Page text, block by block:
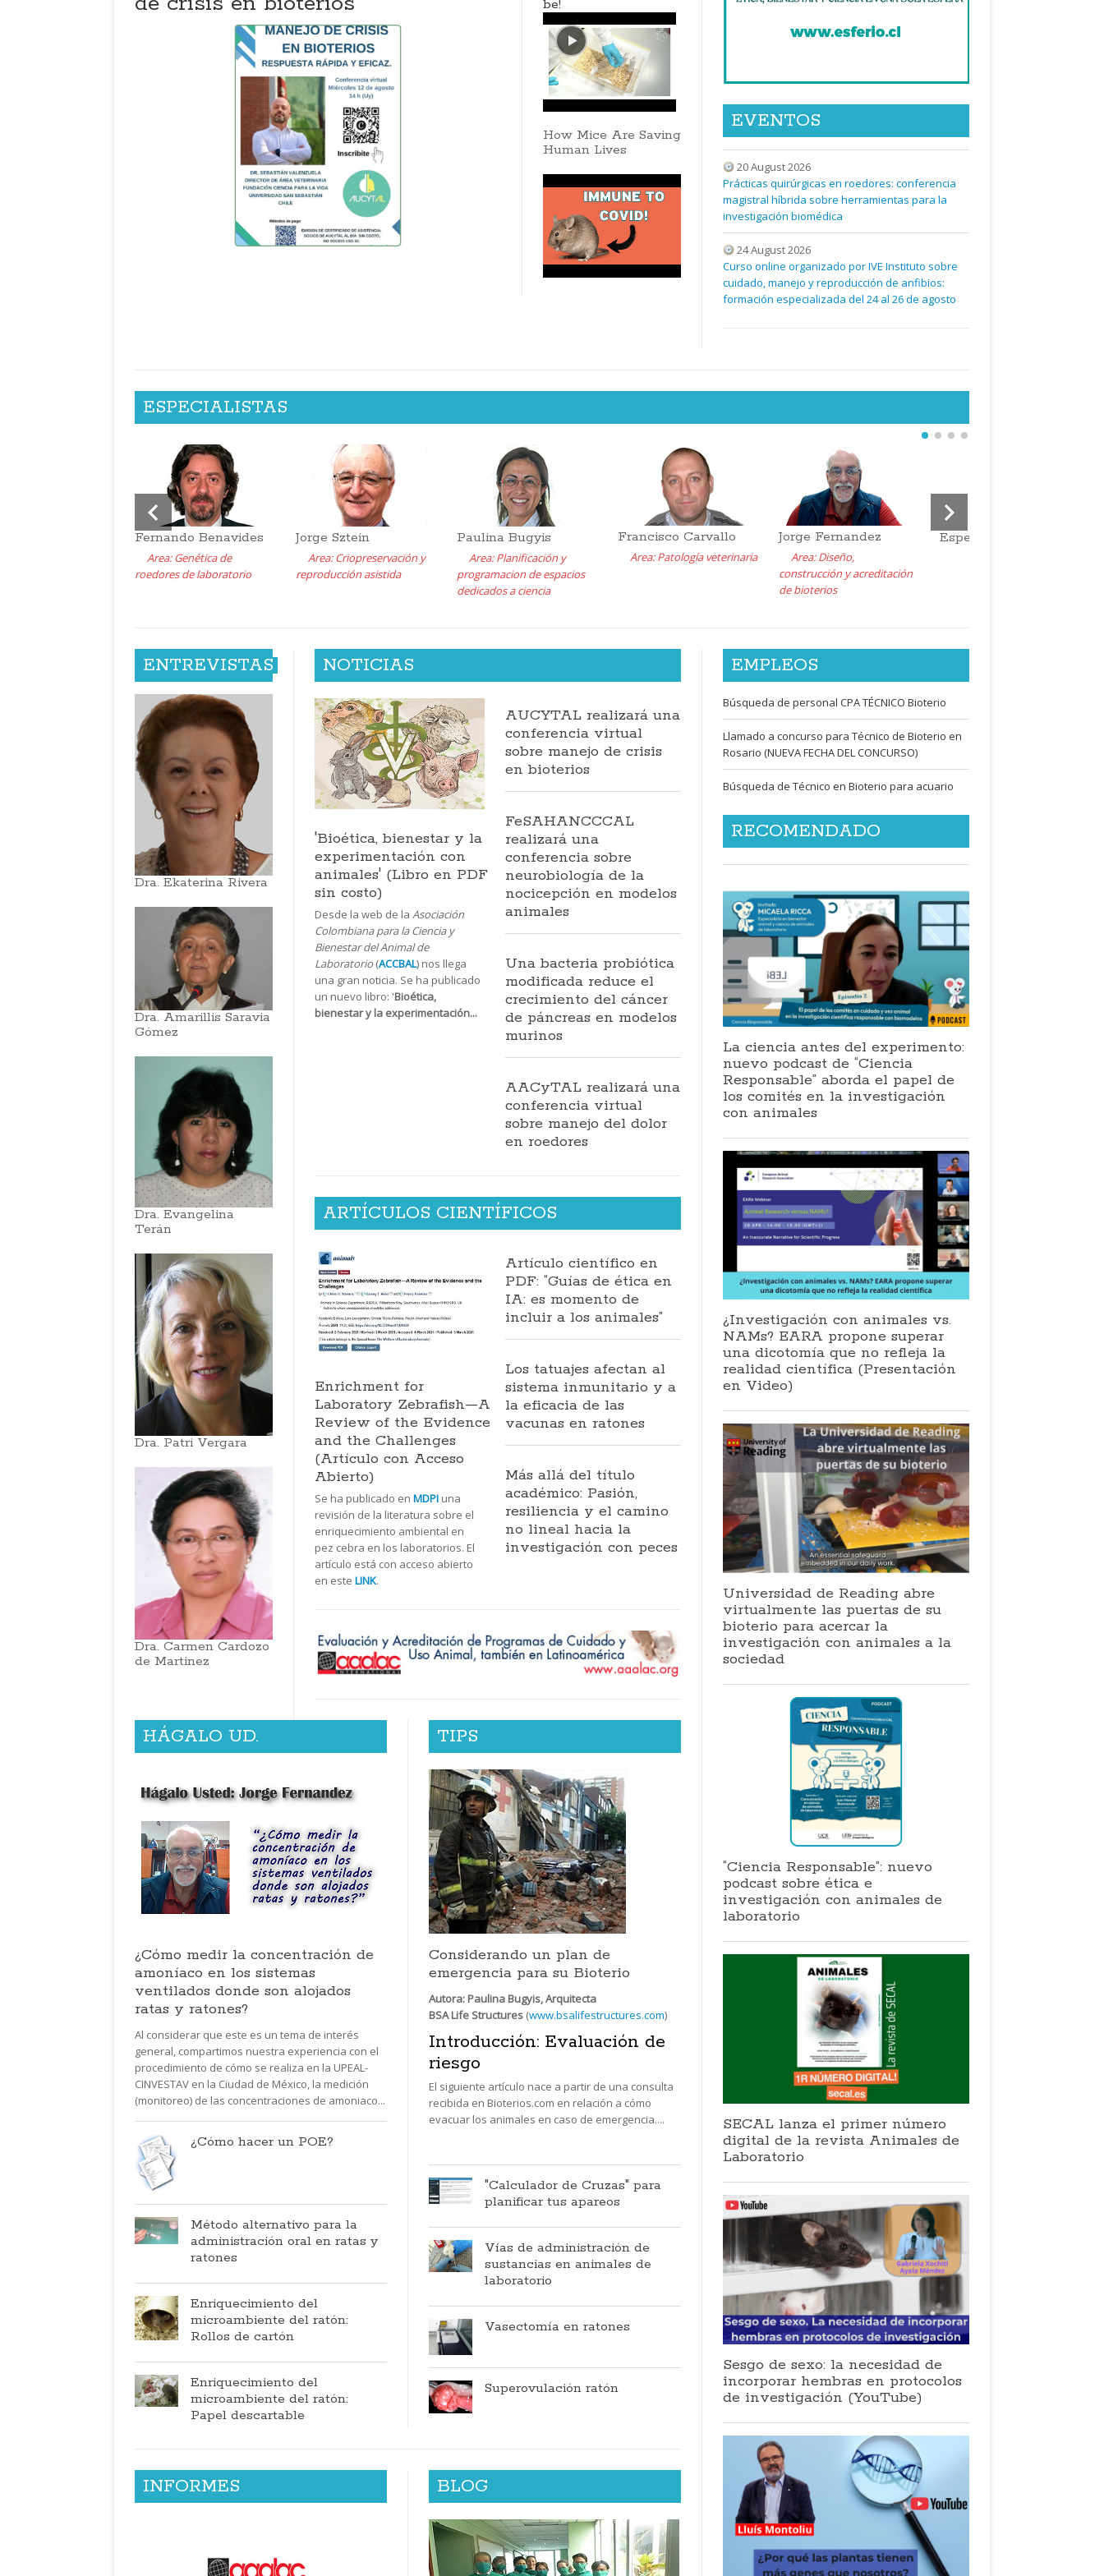
animales
be!
How Mice Are Saving
Human Lives
EVENTOS
20 August 2026
Prácticas quirúrgicas en roedores: conferencia
magistral híbrida sobre herramientas para la
investigación biomédica
24 August 2026
Curso online organizado por IVE Instituto sobre
cuidado, manejo y reproducción de anfibios:
formación especializada del 24 al 26 de agosto
ESPECIALISTAS
Fernando Benavides
Area: Genética de
roedores de laboratorio
Jorge Sztein
Area: Criopreservación y
reproducción asistida
Paulina Bugyis
Area: Planificación y
programacion de espacios
dedicados a ciencia
Francisco Carvallo
Area: Patología veterinaria
Jorge Fernandez
Area: Diseño,
construcción y acreditación
de bioterios
Especialista Invitado
ENTREVISTAS
Dra. Ekaterina Rivera
Dra. Amarillis Saravia
Gómez
Dra. Evangelina
Terán
Dra. Patri Vergara
Dra. Carmen Cardozo
de Martinez
NOTICIAS
'Bioética, bienestar y la
experimentación con
animales' (Libro en PDF
sin costo)
Desde la web de la Asociación
Colombiana para la Ciencia y
Bienestar del Animal de
Laboratorio (ACCBAL) nos llega
una gran noticia. Se ha publicado
un nuevo libro: 'Bioética,
bienestar y la experimentación...
AUCYTAL realizará una
conferencia virtual
sobre manejo de crisis
en bioterios
FeSAHANCCCAL
realizará una
conferencia sobre
neurobiología de la
nocicepción en modelos
animales
Una bacteria probiótica
modificada reduce el
crecimiento del cáncer
de páncreas en modelos
murinos
AACyTAL realizará una
conferencia virtual
sobre manejo del dolor
en roedores
ARTÍCULOS CIENTÍFICOS
Enrichment for
Laboratory Zebrafish—A
Review of the Evidence
and the Challenges
(Artículo con Acceso
Abierto)
Se ha publicado en MDPI una
revisión de la literatura sobre el
enriquecimiento ambiental en
pez cebra en los laboratorios. El
artículo está con acceso abierto
en este LINK.
Artículo científico en
PDF: “Guías de ética en
IA: es momento de
incluir a los animales”
Los tatuajes afectan al
sistema inmunitario y a
la eficacia de las
vacunas en ratones
Más allá del título
académico: Pasión,
resiliencia y el camino
no lineal hacia la
investigación con peces
HÁGALO UD.
¿Cómo medir la concentración de
amoníaco en los sistemas
ventilados donde son alojados
ratas y ratones?
Al considerar que este es un tema de interés
general, compartimos nuestra experiencia con el
procedimiento de cómo se realiza en la UPEAL-
CINVESTAV en la Ciudad de México, la medición
(monitoreo) de las concentraciones de amoniaco...
¿Cómo hacer un POE?
Método alternativo para la
administración oral en ratas y
ratones
Enriquecimiento del
microambiente del ratón:
Rollos de cartón
Enriquecimiento del
microambiente del ratón:
Papel descartable
TIPS
Considerando un plan de
emergencia para su Bioterio
Autora: Paulina Bugyis, Arquitecta
BSA Life Structures (www.bsalifestructures.com)
Introducción: Evaluación de
riesgo
El siguiente artículo nace a partir de una consulta
recibida en Bioterios.com en relación a cómo
evacuar los animales en caso de emergencia....
"Calculador de Cruzas" para
planificar tus apareos
Vías de administración de
sustancias en animales de
laboratorio
Vasectomía en ratones
Superovulación ratón
INFORMES BLOG
EMPLEOS
Búsqueda de personal CPA TÉCNICO Bioterio
Llamado a concurso para Técnico de Bioterio en
Rosario (NUEVA FECHA DEL CONCURSO)
Búsqueda de Técnico en Bioterio para acuario
RECOMENDADO
La ciencia antes del experimento:
nuevo podcast de “Ciencia
Responsable” aborda el papel de
los comités en la investigación
con animales
¿Investigación con animales vs.
NAMs? EARA propone superar
una dicotomía que no refleja la
realidad científica (Presentación
en Video)
Universidad de Reading abre
virtualmente las puertas de su
bioterio para acercar la
investigación con animales a la
sociedad
“Ciencia Responsable”: nuevo
podcast sobre ética e
investigación con animales de
laboratorio
SECAL lanza el primer número
digital de la revista Animales de
Laboratorio
Sesgo de sexo: la necesidad de
incorporar hembras en protocolos
de investigación (YouTube)